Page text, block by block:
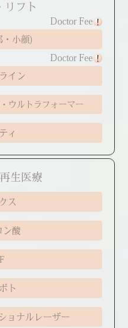
リフト
Doctor Fee
・小顔)
Doctor Fee
イン
ウルトラフォーマー
ィ
生医療
ス
ン酸
ト
ョナルレーザー